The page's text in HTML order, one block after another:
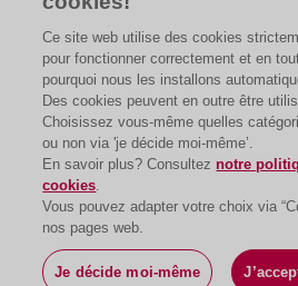
Ce site web utilise des cookies
pour fonctionner correctement et en
pourquoi nous les installons
Des cookies peuvent en outre être
Choisissez vous-même quelles
ou non via 'je décide moi-même’.
En savoir plus? Consulteznotre
cookies.
Vous pouvez adapter votre choix via
nos pages web.
Je décide moi-même